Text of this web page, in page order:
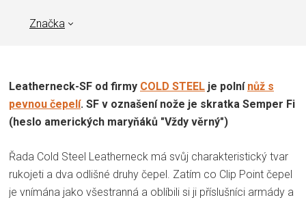
Značka
Leatherneck-SF od firmy COLD STEEL je polní nůž s
pevnou čepelí. SF v oznašení nože je skratka Semper Fi
(heslo amerických maryňáků "Vždy věrný")
Řada Cold Steel Leatherneck má svůj charakteristický tvar
rukojeti a dva odlišné druhy čepel. Zatím co Clip Point čepel
je vnímána jako všestranná a oblíbili si ji příslušníci armády a